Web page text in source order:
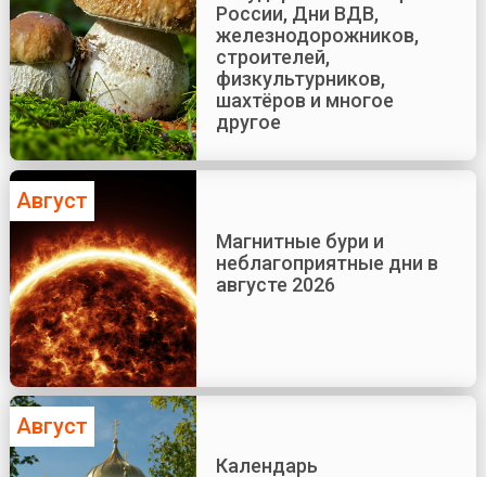
России, Дни ВДВ,
железнодорожников,
строителей,
физкультурников,
шахтёров и многое
другое
Август
Магнитные бури и
неблагоприятные дни в
августе 2026
Август
Календарь